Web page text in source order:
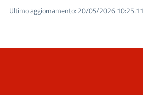
Ultimo aggiornamento: 20/05/2026 10:25.11